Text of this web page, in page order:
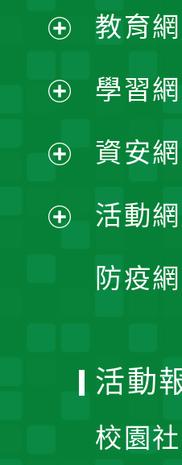
選
單
開
選
單
開
選
單
開
選
開
教育
學習
資安
活動
防疫
活動
校園